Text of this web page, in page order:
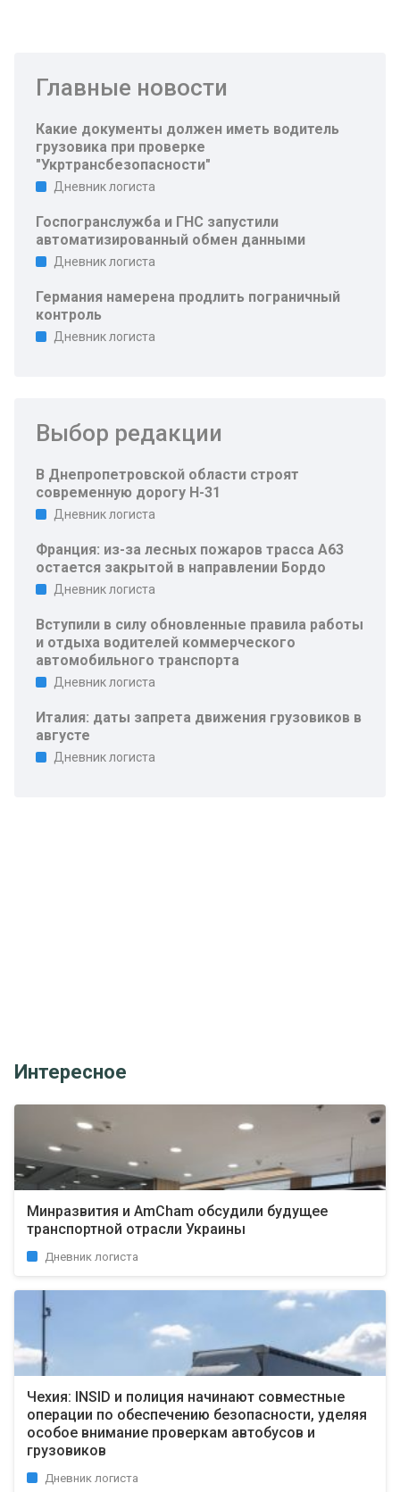
Главные новости
Какие документы должен иметь водитель
грузовика при проверке
"Укртрансбезопасности"
Дневник логиста
Госпогранслужба и ГНС запустили
автоматизированный обмен данными
Дневник логиста
Германия намерена продлить пограничный
контроль
Дневник логиста
Выбор редакции
В Днепропетровской области строят
современную дорогу Н-31
Дневник логиста
Франция: из-за лесных пожаров трасса A63
остается закрытой в направлении Бордо
Дневник логиста
Вступили в силу обновленные правила работы
и отдыха водителей коммерческого
автомобильного транспорта
Дневник логиста
Италия: даты запрета движения грузовиков в
августе
Дневник логиста
Интересное
Минразвития и AmCham обсудили будущее
транспортной отрасли Украины
Дневник логиста
Чехия: INSID и полиция начинают совместные
операции по обеспечению безопасности, уделяя
особое внимание проверкам автобусов и
грузовиков
Дневник логиста